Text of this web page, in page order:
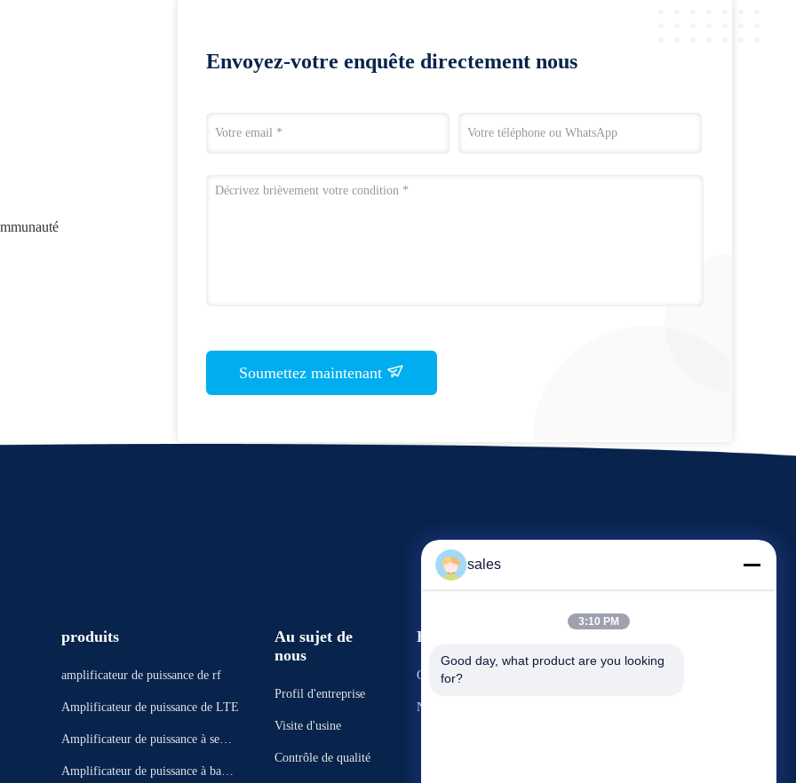
Envoyez-votre enquête directement nous
Soumettez maintenant
produits
amplificateur de puissance de rf
Amplificateur de puissance de LTE
Amplificateur de puissance à semi-
Amplificateur de puissance à bande
Au sujet de
nous
Profil d'entreprise
Visite d'usine
Contrôle de qualité
Événements
Cas
Nouvelles
sales
3:10 PM
Good day, what product are you looking
for?